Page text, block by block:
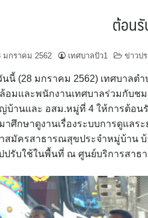
ต้อน
มกราคม 2562 เทศบาลปัว1 ข่าวป
นนี้ (28 มกราคม 2562) เทศบาล
อมและพนักงานเทศบาลร่วมกับช
บ้านและ อสม.หมู่ที่ 4 ให้การต้อน
าศึกษาดูงานเรื่องระบบการดูแลร
สมัครสาธารณสุขประจำหมู่บ้าน บ้
ปรับใช้ในพื้นที่ ณ ศูนย์บริการสาธ